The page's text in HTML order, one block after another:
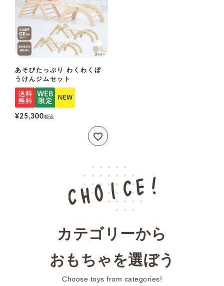
あそびたっぷり わくわくぼ
うけんジムセット
¥25,300税込
カテゴリーから
おもちゃを選ぼう
Choose toys from categories!